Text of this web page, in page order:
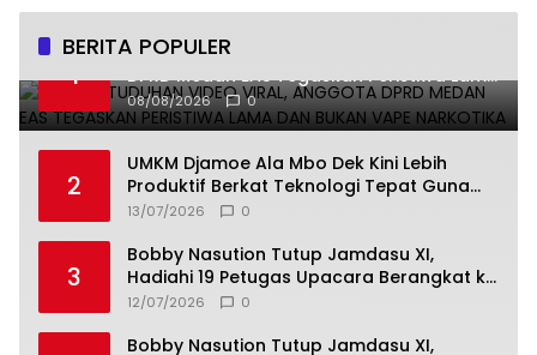
BERITA POPULER
1
Bantah Tuduhan Video Viral, Anggota
DPRD Medan EAS Tegaskan Peristiwa Lama
dan Bukan Vape Narkotika
08/08/2026 0
2
UMKM Djamoe Ala Mbo Dek Kini Lebih
Produktif Berkat Teknologi Tepat Guna
dari Universitas Dhyana Pura
13/07/2026 0
3
Bobby Nasution Tutup Jamdasu XI,
Hadiahi 19 Petugas Upacara Berangkat ke
Jamnas 2026
12/07/2026 0
Bobby Nasution Tutup Jamdasu XI,